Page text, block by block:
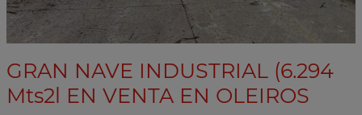
GRAN NAVE INDUSTRIAL (6.294
Mts2l EN VENTA EN OLEIROS